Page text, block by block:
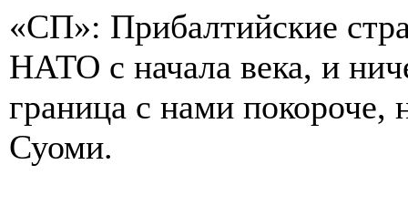
«СП»: Прибалтийские
НАТО с начала века, и
граница с нами
Суоми.